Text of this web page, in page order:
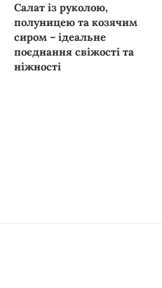
Салат із руколою,
полуницею та козячим
сиром – ідеальне
поєднання свіжості та
ніжності